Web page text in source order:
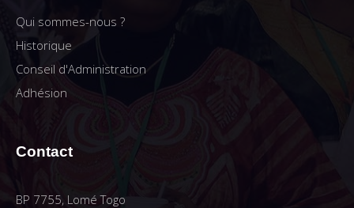
Qui sommes-nous ?
Historique
Conseil d'Administration
Adhésion
Contact
BP 7755, Lomé Togo